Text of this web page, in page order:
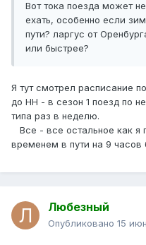
Вот тока поезда может
ехать, особенно если
пути? ларгус от
или быстрее?
Я тут смотрел расписание
до НН - в сезон 1 поезд по
типа раз в неделю.
Все - все остальное как
временем в пути на 9 часов
Любезный
Опубликовано 15